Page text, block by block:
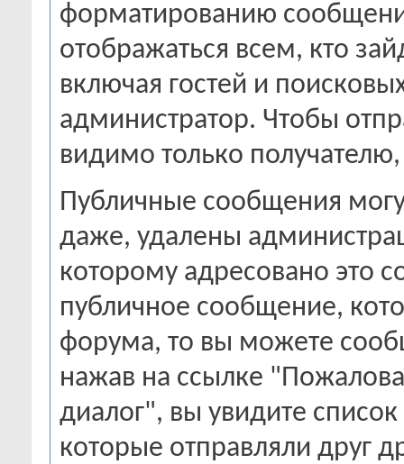
форматированию
отображаться всем, кто
включая гостей и
администратор. Чтобы
видимо только
Публичные сообщения
даже, удалены
которому адресовано это
публичное сообщение,
форума, то вы можете
нажав на ссылке
диалог", вы увидите
которые отправляли друг